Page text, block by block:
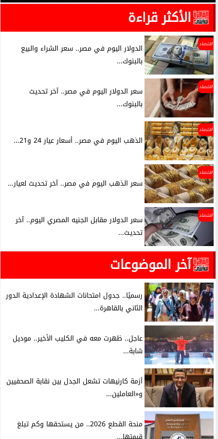
الأكثر قراءة
اقتصاد
الدولار اليوم في مصر.. سعر الشراء والبيع
بالبنوك...
اقتصاد
سعر الدولار اليوم في مصر.. آخر تحديث
بالبنوك...
اقتصاد
الذهب اليوم في مصر.. أسعار عيار 24 و21...
اقتصاد
سعر الذهب اليوم في مصر.. آخر تحديث لعيار...
اقتصاد
سعر الدولار مقابل الجنيه المصري اليوم.. آخر
تحديث...
آخر الموضوعات
رسميًا.. جدول امتحانات الشهادة الإعدادية الدور
الثاني بالقاهرة...
عاجل.. ظهرت معه في الكليب الأخير.. موديل
شابة...
أزمة كارنيهات تشعل الجدل بين نقابة الصحفيين
و«العاملين...
منحة القطع 2026.. من يستحقها وكم تبلغ